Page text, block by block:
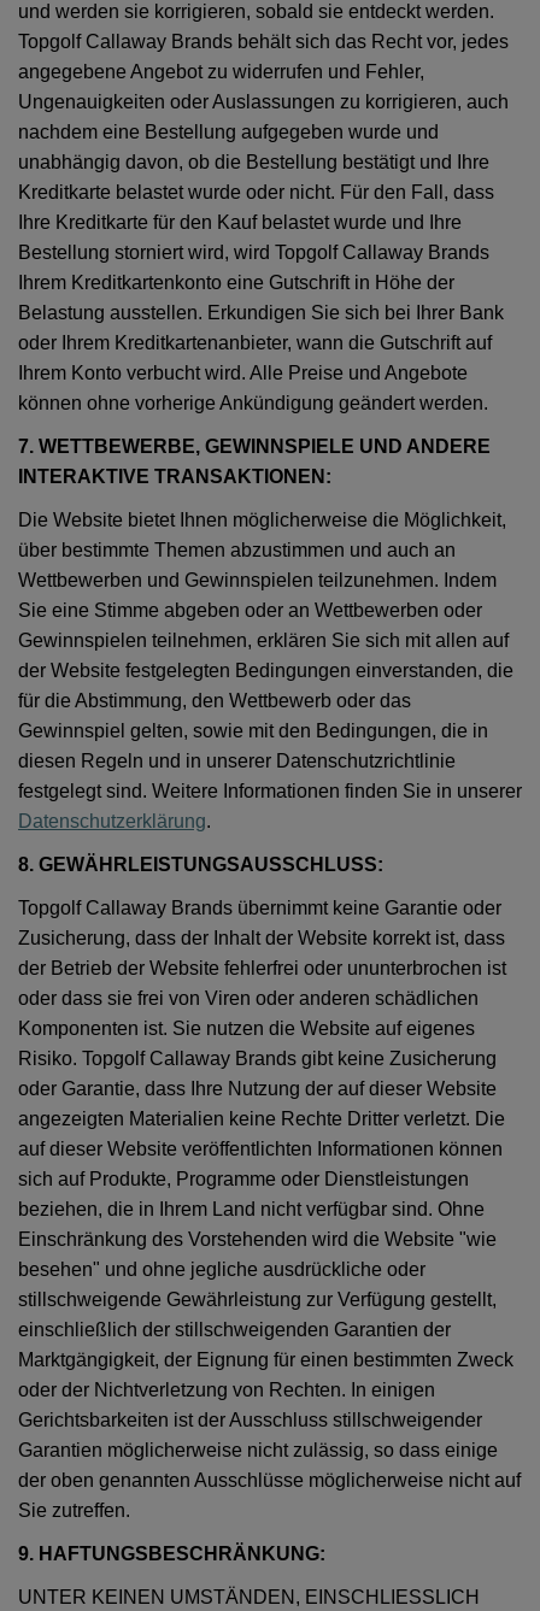
und werden sie korrigieren, sobald sie entdeckt werden.
Topgolf Callaway Brands behält sich das Recht vor, jedes
angegebene Angebot zu widerrufen und Fehler,
Ungenauigkeiten oder Auslassungen zu korrigieren, auch
nachdem eine Bestellung aufgegeben wurde und
unabhängig davon, ob die Bestellung bestätigt und Ihre
Kreditkarte belastet wurde oder nicht. Für den Fall, dass
Ihre Kreditkarte für den Kauf belastet wurde und Ihre
Bestellung storniert wird, wird Topgolf Callaway Brands
Ihrem Kreditkartenkonto eine Gutschrift in Höhe der
Belastung ausstellen. Erkundigen Sie sich bei Ihrer Bank
oder Ihrem Kreditkartenanbieter, wann die Gutschrift auf
Ihrem Konto verbucht wird. Alle Preise und Angebote
können ohne vorherige Ankündigung geändert werden.
7. WETTBEWERBE, GEWINNSPIELE UND ANDERE
INTERAKTIVE TRANSAKTIONEN:
Die Website bietet Ihnen möglicherweise die Möglichkeit,
über bestimmte Themen abzustimmen und auch an
Wettbewerben und Gewinnspielen teilzunehmen. Indem
Sie eine Stimme abgeben oder an Wettbewerben oder
Gewinnspielen teilnehmen, erklären Sie sich mit allen auf
der Website festgelegten Bedingungen einverstanden, die
für die Abstimmung, den Wettbewerb oder das
Gewinnspiel gelten, sowie mit den Bedingungen, die in
diesen Regeln und in unserer Datenschutzrichtlinie
festgelegt sind. Weitere Informationen finden Sie in unserer
Datenschutzerklärung.
8. GEWÄHRLEISTUNGSAUSSCHLUSS:
Topgolf Callaway Brands übernimmt keine Garantie oder
Zusicherung, dass der Inhalt der Website korrekt ist, dass
der Betrieb der Website fehlerfrei oder ununterbrochen ist
oder dass sie frei von Viren oder anderen schädlichen
Komponenten ist. Sie nutzen die Website auf eigenes
Risiko. Topgolf Callaway Brands gibt keine Zusicherung
oder Garantie, dass Ihre Nutzung der auf dieser Website
angezeigten Materialien keine Rechte Dritter verletzt. Die
auf dieser Website veröffentlichten Informationen können
sich auf Produkte, Programme oder Dienstleistungen
beziehen, die in Ihrem Land nicht verfügbar sind. Ohne
Einschränkung des Vorstehenden wird die Website "wie
besehen" und ohne jegliche ausdrückliche oder
stillschweigende Gewährleistung zur Verfügung gestellt,
einschließlich der stillschweigenden Garantien der
Marktgängigkeit, der Eignung für einen bestimmten Zweck
oder der Nichtverletzung von Rechten. In einigen
Gerichtsbarkeiten ist der Ausschluss stillschweigender
Garantien möglicherweise nicht zulässig, so dass einige
der oben genannten Ausschlüsse möglicherweise nicht auf
Sie zutreffen.
9. HAFTUNGSBESCHRÄNKUNG:
UNTER KEINEN UMSTÄNDEN, EINSCHLIESSLICH